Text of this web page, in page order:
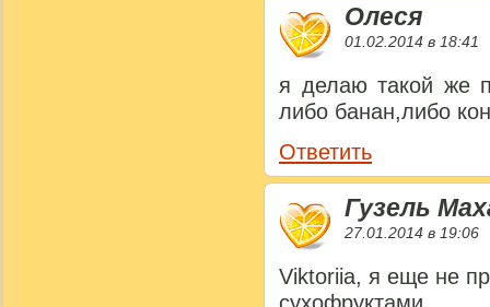
Олеся
01.02.2014 в 18:41
я делаю такой же
либо банан,либо
Ответить
Гузель
27.01.2014 в 19:06
Viktoriia, я еще не